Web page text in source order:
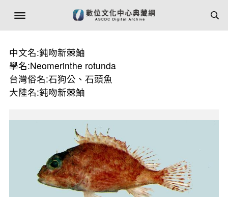
中文名:鈍吻新棘鮋
學名:Neomerinthe rotunda
台灣俗名:石狗公、石頭魚
大陸名:鈍吻新棘鮋